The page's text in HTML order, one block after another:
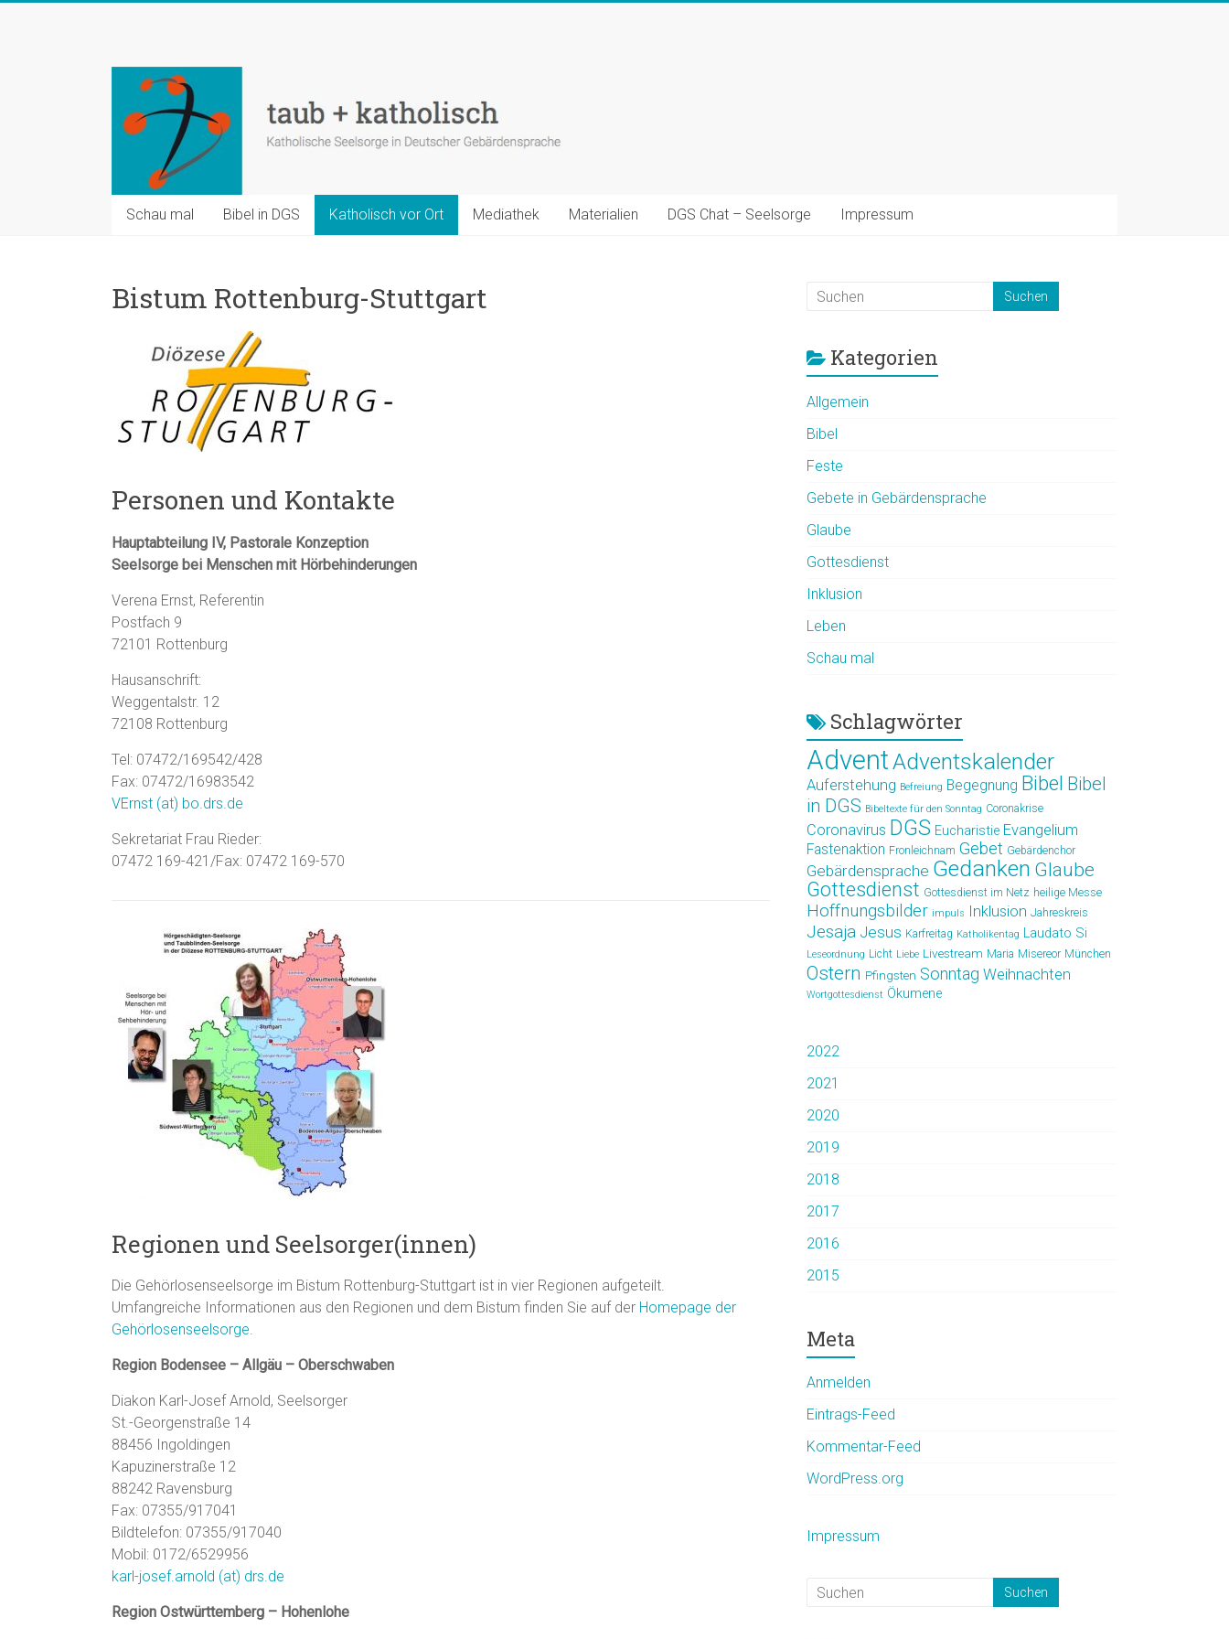
taub
katholisch
Katholische
Seelsorge
Schau mal Bibel in DGS Katholisch vor Ort Mediathek Materialien DGS Chat – Seelsorge Impressum
Bistum Rottenburg-Stuttgart
Personen und Kontakte
Hauptabteilung IV, Pastorale Konzeption
Seelsorge bei Menschen mit Hörbehinderungen
Verena Ernst, Referentin
Postfach 9
72101 Rottenburg
Hausanschrift:
Weggentalstr. 12
72108 Rottenburg
Tel: 07472/169542/428
Fax: 07472/16983542
VErnst (at) bo.drs.de
Sekretariat Frau Rieder:
07472 169-421/Fax: 07472 169-570
Regionen und Seelsorger(innen)
Die Gehörlosenseelsorge im Bistum Rottenburg-Stuttgart ist in vier Regionen aufgeteilt.
Umfangreiche Informationen aus den Regionen und dem Bistum finden Sie auf der Homepage der
Gehörlosenseelsorge.
Region Bodensee – Allgäu – Oberschwaben
Diakon Karl-Josef Arnold, Seelsorger
St.-Georgenstraße 14
88456 Ingoldingen
Kapuzinerstraße 12
88242 Ravensburg
Fax: 07355/917041
Bildtelefon: 07355/917040
Mobil: 0172/6529956
karl-josef.arnold (at) drs.de
Region Ostwürttemberg – Hohenlohe
Kategorien
Allgemein
Bibel
Feste
Gebete in Gebärdensprache
Glaube
Gottesdienst
Inklusion
Leben
Schau mal
Schlagwörter
AdventAdventskalender
Auferstehung Befreiung Begegnung Bibel Bibel
in DGS Bibeltexte für den Sonntag Coronakrise
Coronavirus DGS Eucharistie Evangelium
Fastenaktion Fronleichnam Gebet Gebärdenchor
Gebärdensprache Gedanken Glaube
Gottesdienst Gottesdienst im Netz heilige Messe
Hoffnungsbilder impuls Inklusion Jahreskreis
Jesaja Jesus Karfreitag Katholikentag Laudato Si
Leseordnung Licht Liebe Livestream Maria Misereor München
Ostern Pfingsten Sonntag Weihnachten
Wortgottesdienst Ökumene
2022
2021
2020
2019
2018
2017
2016
2015
Meta
Anmelden
Eintrags-Feed
Kommentar-Feed
WordPress.org
Impressum